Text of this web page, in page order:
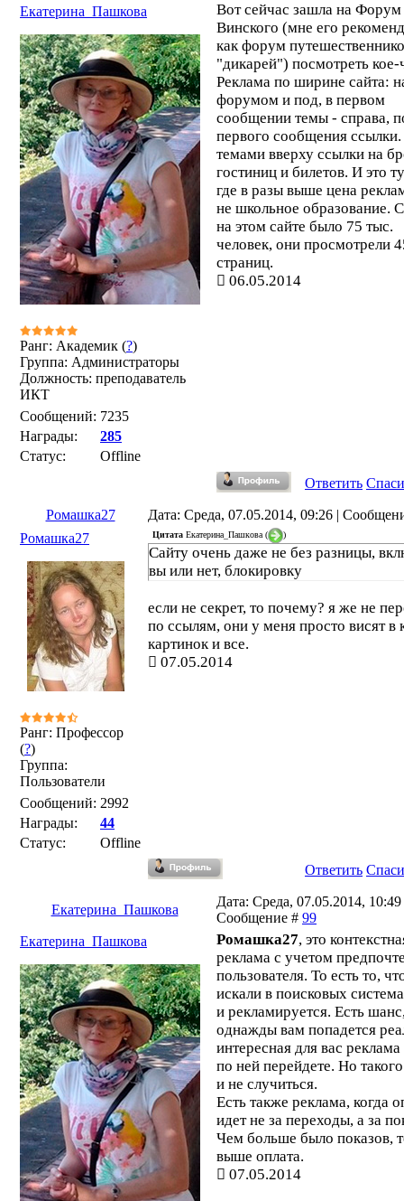
Екатерина_Пашкова
Ранг: Академик (?)
Группа: Администраторы
Должность: преподаватель
ИКТ
Сообщений: 7235
Награды:
285
Статус:
Offline
Вот сейчас зашла на Форум
Винского (мне его
как форум
"дикарей") посмотреть кое-
Реклама по ширине сайта:
форумом и под, в первом
сообщении темы - справа,
первого сообщения
темами вверху ссылки на
гостиниц и билетов. И это
где в разы выше цена
не школьное образование.
на этом сайте было 75 тыс.
человек, они просмотрели
страниц.
06.05.2014
Ответить
Ромашка27
Дата: Среда, 07.05.2014, 09:26 |
Ромашка27
Ранг: Профессор
(?)
Группа:
Пользователи
Сообщений: 2992
Награды:
44
Статус:
Offline
Цитата Екатерина_Пашкова ( )
Сайту очень даже не без разницы,
вы или нет, блокировку
если не секрет, то почему? я же не
по ссылям, они у меня просто висят в
картинок и все.
07.05.2014
Ответить
Екатерина_Пашкова
Дата: Среда, 07.05.2014, 10:49
Сообщение # 99
Екатерина_Пашкова
Ромашка27, это
реклама с учетом
пользователя. То есть то,
искали в поисковых
и рекламируется. Есть
однажды вам попадется
интересная для вас
по ней перейдете. Но
и не случиться.
Есть также реклама, когда
идет не за переходы, а за
Чем больше было показов,
выше оплата.
07.05.2014